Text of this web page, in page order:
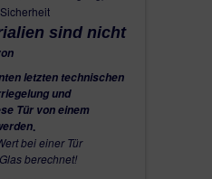
sind nicht
letzten technischen
und
Tür von einem
.
bei einer Tür
berechnet!